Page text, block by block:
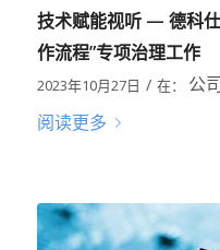
技术赋能视听 — 德科
作流程”专项治理工作
2023年10月27日 / 在： 公
阅读更多